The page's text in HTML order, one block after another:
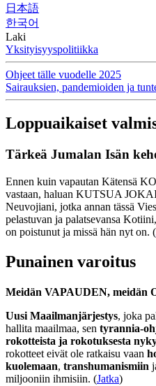
日本語
한국어
Laki
Yksityisyyspolitiikka
Ohjeet tälle vuodelle 2025
Sairauksien, pandemioiden ja
Loppuaikaiset
Tärkeä Jumalan Isän
Ennen kuin vapautan Kätensä
vastaan, haluan KUTSUA
Neuvojiani, jotka annan tässä
pelastuvan ja palatsevansa
on poistunut ja missä hän nyt on. (
Punainen varoitus
Meidän VAPAUDEN, meidän
Uusi Maailmanjärjestys, joka
hallita maailmaa, sen tyrannia-
rokotteista ja rokotuksesta
rokotteet eivät ole ratkaisu vaan
kuolemaan, transhumanismiin
miljooniin ihmisiin. (Jatka)